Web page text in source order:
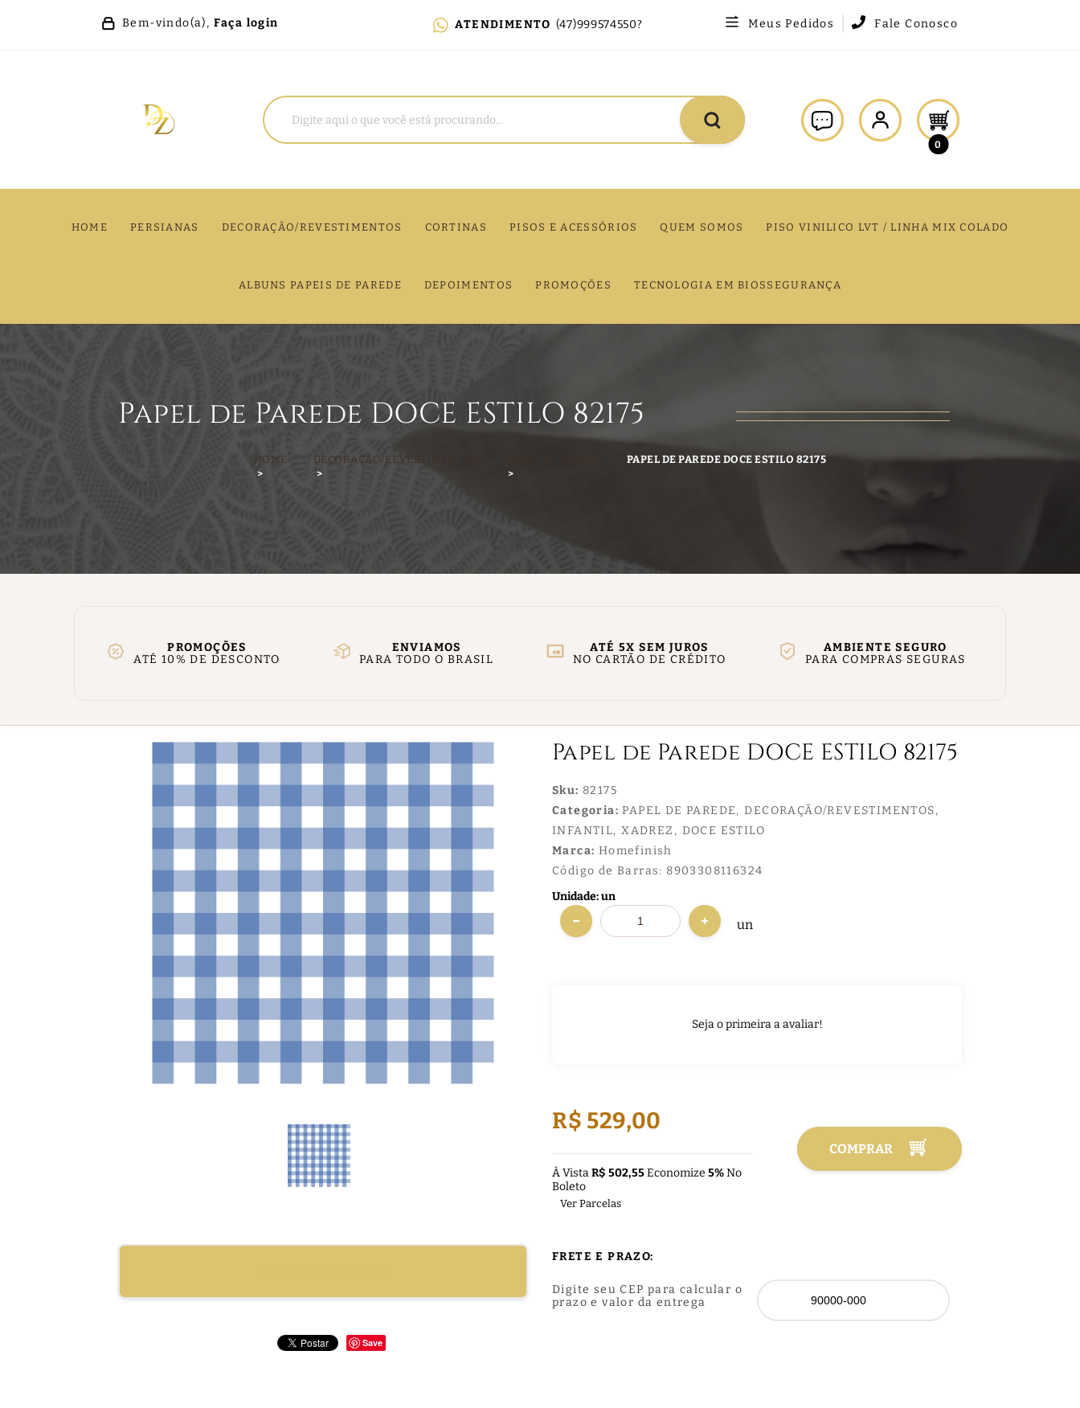
Bem-vindo(a), Faça login ATENDIMENTO (47)999574550? Meus Pedidos Fale Conosco
0
HOME PERSIANAS DECORAÇÃO/REVESTIMENTOS CORTINAS PISOS E ACESSÓRIOS QUEM SOMOS PISO VINILICO LVT / LINHA MIX COLADO
ALBUNS PAPEIS DE PAREDE DEPOIMENTOS PROMOÇÕES TECNOLOGIA EM BIOSSEGURANÇA
HOME DECORAÇÃO/REVESTIMENTOS PAPEL DE PAREDE DOCE ESTILO 82175
Papel de Parede DOCE ESTILO 82175
PROMOÇÕES
ATÉ 10% DE DESCONTO
ENVIAMOS
PARA TODO O BRASIL
ATÉ 5X SEM JUROS
NO CARTÃO DE CRÉDITO
AMBIENTE SEGURO
PARA COMPRAS SEGURAS
Save
Papel de Parede DOCE ESTILO 82175
Sku: 82175
Categoria: PAPEL DE PAREDE
DECORAÇÃO/REVESTIMENTOS
INFANTIL
XADREZ
DOCE ESTILO
Marca: Homefinish
Código de Barras: 8903308116324
Seja o primeira a avaliar!
Unidade: un
un
R$ 529,00
À VistaR$ 502,55Economize 5%No
Boleto
Ver Parcelas
COMPRAR
FRETE E PRAZO:
Digite seu CEP para calcular o
prazo e valor da entrega